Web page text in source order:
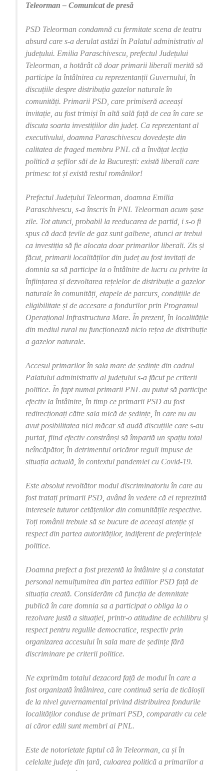
Teleorman – Comunicat de presă
PSD Teleorman condamnă cu fermitate scena de teatru
absurd care s-a derulat astăzi în Palatul administrativ al
județului. Emilia Paraschivescu, prefectul Județului
Teleorman, a hotărât că doar primarii liberali merită să
participe la întâlnirea cu reprezentanții Guvernului, în
discuțiile despre distribuția gazelor naturale în
comunități. Primarii PSD, care primiseră aceeași
invitație, au fost trimiși în altă sală față de cea în care se
discuta soarta investițiilor din județ. Ca reprezentant al
executivului, doamna Paraschivescu dovedește din
calitatea de fraged membru PNL că a învățat lecția
politică a șefilor săi de la București: există liberali care
primesc tot și există restul românilor!
Prefectul Județului Teleorman, doamna Emilia
Paraschivescu, s-a înscris în PNL Teleorman acum șase
zile. Tot atunci, probabil la reeducarea de partid, i s-o fi
spus că dacă țevile de gaz sunt galbene, atunci ar trebui
ca investiția să fie alocata doar primarilor liberali. Zis și
făcut, primarii localităților din județ au fost invitați de
domnia sa să participe la o întâlnire de lucru cu privire la
înființarea și dezvoltarea rețelelor de distribuție a gazelor
naturale în comunități, etapele de parcurs, condițiile de
eligibilitate și de accesare a fondurilor prin Programul
Operațional Infrastructura Mare. În prezent, în localitățile
din mediul rural nu funcționează nicio rețea de distribuție
a gazelor naturale.
Accesul primarilor în sala mare de ședințe din cadrul
Palatului administrativ al județului s-a făcut pe criterii
politice. În fapt numai primarii PNL au putut să participe
efectiv la întâlnire, în timp ce primarii PSD au fost
redirecționați către sala mică de ședințe, în care nu au
avut posibilitatea nici măcar să audă discuțiile care s-au
purtat, fiind efectiv constrânși să împartă un spațiu total
neîncăpător, în detrimentul oricăror reguli impuse de
situația actuală, în contextul pandemiei cu Covid-19.
Este absolut revoltător modul discriminatoriu în care au
fost tratați primarii PSD, având în vedere că ei reprezintă
interesele tuturor cetățenilor din comunitățile respective.
Toți românii trebuie să se bucure de aceeași atenție și
respect din partea autorităților, indiferent de preferințele
politice.
Doamna prefect a fost prezentă la întâlnire și a constatat
personal nemulțumirea din partea edililor PSD față de
situația creată. Considerăm că funcția de demnitate
publică în care domnia sa a participat o obliga la o
rezolvare justă a situației, printr-o atitudine de echilibru și
respect pentru regulile democratice, respectiv prin
organizarea accesului în sala mare de ședințe fără
discriminare pe criterii politice.
Ne exprimăm totalul dezacord față de modul în care a
fost organizată întâlnirea, care continuă seria de ticăloșii
de la nivel guvernamental privind distribuirea fondurile
localităților conduse de primari PSD, comparativ cu cele
ai căror edili sunt membri ai PNL.
Este de notorietate faptul că în Teleorman, ca și în
celelalte județe din țară, culoarea politică a primarilor a